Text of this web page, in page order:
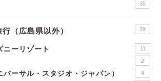
35
（広島県以外） 39
ニーリゾート 11
2
バーサル・スタジオ・ジャパン） 4